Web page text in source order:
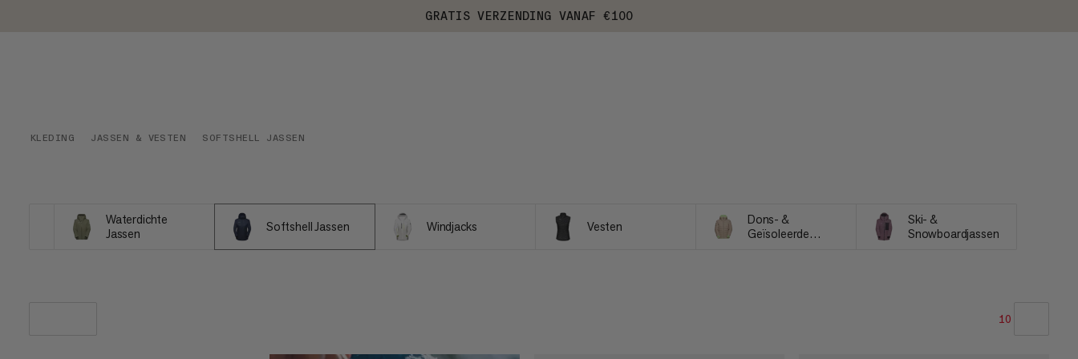
GRATIS VERZENDING VANAF €100
KLEDING JASSEN & VESTEN SOFTSHELL JASSEN
Waterdichte
Jassen
Softshell Jassen Windjacks Vesten
Dons- &
Geïsoleerde
Ski- &
Snowboardjassen
10